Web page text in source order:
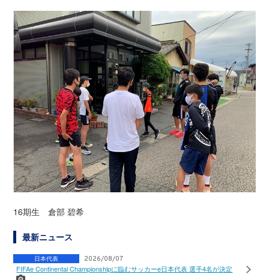
16期生 倉部 碧希
最新ニュース
日本代表 2026/08/07
FIFAe Continental Championshipに臨むサッカーe日本代表 選手4名が決定